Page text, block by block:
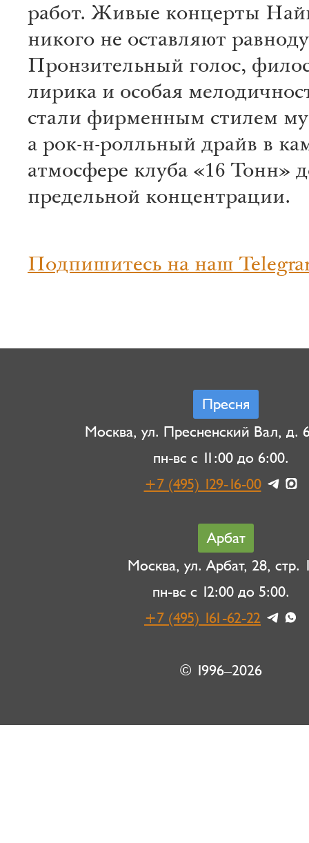
работ. Живые концерты
никого не оставляют
Пронзительный голос,
лирика и особая
стали фирменным стилем
а рок-н-ролльный драйв в
атмосфере клуба «16 Тонн»
предельной концентрации.
Подпишитесь на наш
Пресня
Москва, ул. Пресненский Вал, д.
пн-вс с 11:00 до 6:00.
+7 (495) 129-16-00
Арбат
Москва, ул. Арбат, 28, стр.
пн-вс с 12:00 до 5:00.
+7 (495) 161-62-22
© 1996–2026